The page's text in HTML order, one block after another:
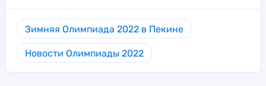
Зимняя Олимпиада 2022 в Пекине
Новости Олимпиады 2022